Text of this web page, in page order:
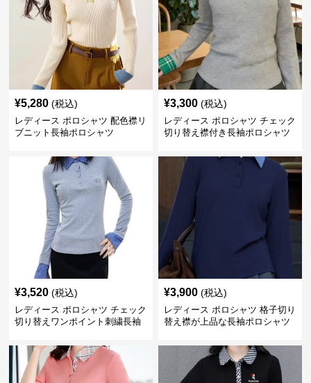
¥5,280 (税込)
レディース ポロシャツ 配色襟リ
ブニット長袖ポロシャツ
¥3,300 (税込)
レディース ポロシャツ チェック
切り替え襟付き長袖ポロシャツ
¥3,520 (税込)
レディース ポロシャツ チェック
切り替えワンポイント刺繍長袖
¥3,900 (税込)
レディース ポロシャツ 格子切り
替え襟が上品な長袖ポロシャツ